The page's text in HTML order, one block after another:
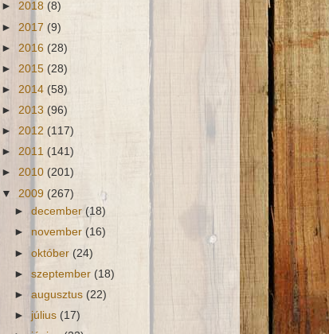
► 2018 (8)
► 2017 (9)
► 2016 (28)
► 2015 (28)
► 2014 (58)
► 2013 (96)
► 2012 (117)
► 2011 (141)
► 2010 (201)
▼ 2009 (267)
►december (18)
► november(16)
►október (24)
►szeptember (18)
►augusztus (22)
► július (17)